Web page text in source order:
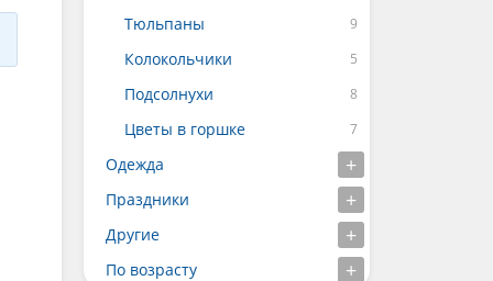
Тюльпаны
Колокольчики
Подсолнухи
Цветы в горшке
Одежда
Праздники
Другие
По возрасту